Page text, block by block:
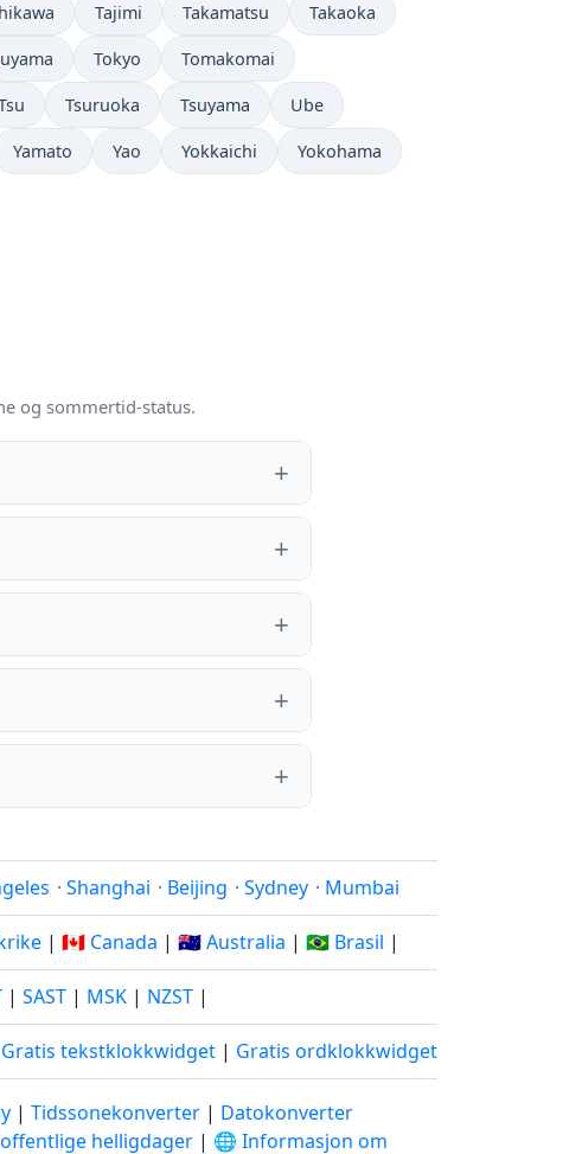
Tajimi Takamatsu Takaoka
Tokyo Tomakomai
Tsuruoka Tsuyama Ube
Yamato Yao Yokkaichi Yokohama
og sommertid-status.
· Shanghai · Beijing · Sydney · Mumbai
| 🇨🇦 Canada | 🇦🇺 Australia | 🇧🇷 Brasil |
| SAST | MSK | NZST |
Gratis tekstklokkwidget | Gratis ordklokkwidget
| Tidssonekonverter | Datokonverter
helligdager | 🌐 Informasjon om